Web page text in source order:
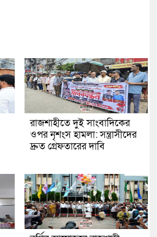
রাজশাহীতে দুই সাংবাদিকের
ওপর নৃশংস হামলা: সন্ত্রাসীদের
দ্রুত গ্রেফতারের দাবি